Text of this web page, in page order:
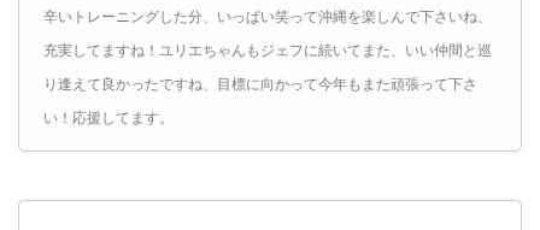
辛いトレーニングした分、いっぱい笑って沖縄を楽しんで下さいね、
充実してますね！ユリエちゃんもジェフに続いてまた、いい仲間と巡
り逢えて良かったですね、目標に向かって今年もまた頑張って下さ
い！応援してます。